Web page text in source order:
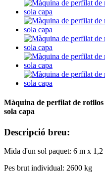
Màquina de perfilat de
sola capa
Descripció breu:
Mida d'un sol paquet: 6 m x
Pes brut individual: 2600 kg